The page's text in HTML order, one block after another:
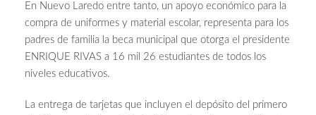
En Nuevo Laredo entre tanto, un apoyo económico para la
compra de uniformes y material escolar, representa para los
padres de familia la beca municipal que otorga el presidente
ENRIQUE RIVAS a 16 mil 26 estudiantes de todos los
niveles educativos.
La entrega de tarjetas que incluyen el depósito del primero